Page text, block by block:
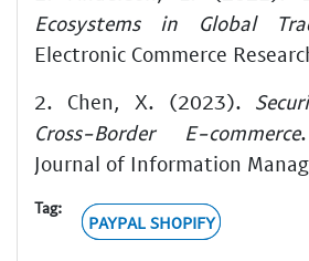
Ecosystems in Global
Electronic Commerce
2. Chen, X. (2023).
Cross-Border E-commerce
Journal of Information
Tag:
PAYPAL SHOPIFY